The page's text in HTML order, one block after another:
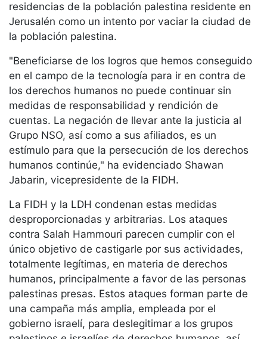
residencias de la población palestina residente en
Jerusalén como un intento por vaciar la ciudad de
la población palestina.
"Beneficiarse de los logros que hemos conseguido
en el campo de la tecnología para ir en contra de
los derechos humanos no puede continuar sin
medidas de responsabilidad y rendición de
cuentas. La negación de llevar ante la justicia al
Grupo NSO, así como a sus afiliados, es un
estímulo para que la persecución de los derechos
humanos continúe," ha evidenciado Shawan
Jabarin, vicepresidente de la FIDH.
La FIDH y la LDH condenan estas medidas
desproporcionadas y arbitrarias. Los ataques
contra Salah Hammouri parecen cumplir con el
único objetivo de castigarle por sus actividades,
totalmente legítimas, en materia de derechos
humanos, principalmente a favor de las personas
palestinas presas. Estos ataques forman parte de
una campaña más amplia, empleada por el
gobierno israelí, para deslegitimar a los grupos